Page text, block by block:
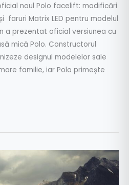
noul Polo facelift: modificări
faruri Matrix LED pentru modelul
a prezentat oficial versiunea cu
mică Polo. Constructorul
designul modelelor sale
familie, iar Polo primește